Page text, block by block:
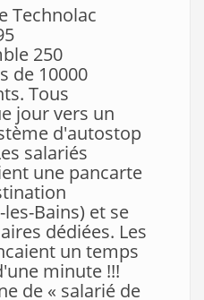
Technolac
250
de 10000
Tous
jour vers un
d'autostop
salariés
une pancarte
Bains) et se
dédiées. Les
un temps
minute !!!
de « salarié de